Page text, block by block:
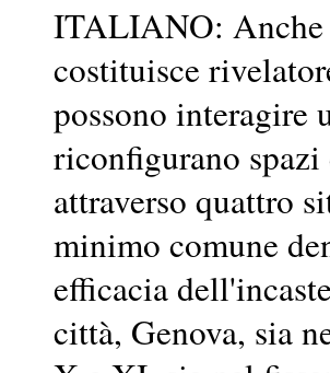
ITALIANO: Anche
costituisce
possono interagire
riconfigurano
attraverso quattro
minimo comune
efficacia
città, Genova, sia